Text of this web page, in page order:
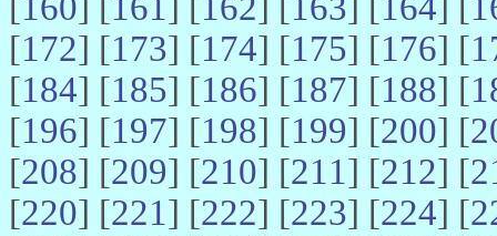
[172] [173] [174] [175] [176] [
[184] [185] [186] [187] [188] [
[196] [197] [198] [199] [200] [
[208] [209] [210] [211] [212] [
[220] [221] [222] [223] [224] [